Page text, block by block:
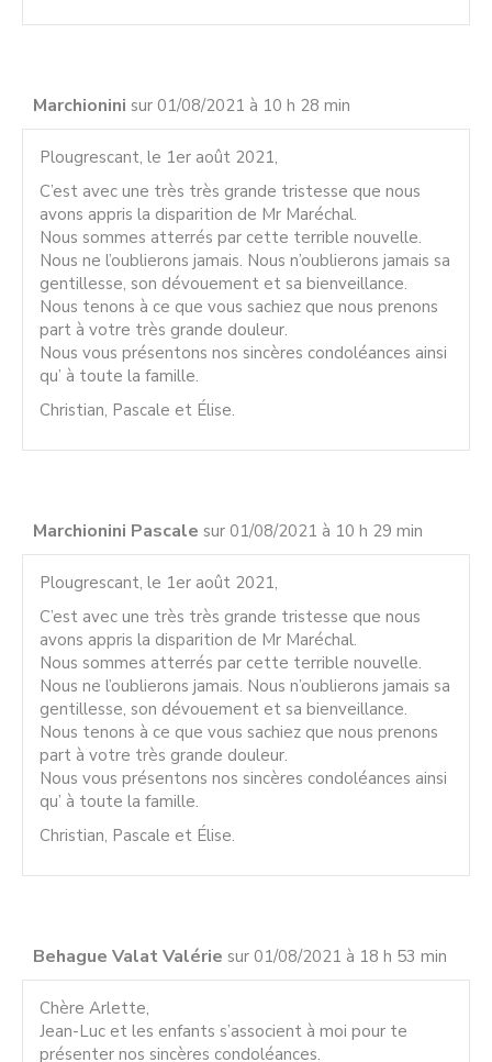
Marchionini sur 01/08/2021 à 10 h 28 min
Plougrescant, le 1er août 2021,
C’est avec une très très grande tristesse que nous
avons appris la disparition de Mr Maréchal.
Nous sommes atterrés par cette terrible nouvelle.
Nous ne l’oublierons jamais. Nous n’oublierons jamais sa
gentillesse, son dévouement et sa bienveillance.
Nous tenons à ce que vous sachiez que nous prenons
part à votre très grande douleur.
Nous vous présentons nos sincères condoléances ainsi
qu’ à toute la famille.
Christian, Pascale et Élise.
Marchionini Pascale sur 01/08/2021 à 10 h 29 min
Plougrescant, le 1er août 2021,
C’est avec une très très grande tristesse que nous
avons appris la disparition de Mr Maréchal.
Nous sommes atterrés par cette terrible nouvelle.
Nous ne l’oublierons jamais. Nous n’oublierons jamais sa
gentillesse, son dévouement et sa bienveillance.
Nous tenons à ce que vous sachiez que nous prenons
part à votre très grande douleur.
Nous vous présentons nos sincères condoléances ainsi
qu’ à toute la famille.
Christian, Pascale et Élise.
Behague Valat Valérie sur 01/08/2021 à 18 h 53 min
Chère Arlette,
Jean-Luc et les enfants s’associent à moi pour te
présenter nos sincères condoléances.